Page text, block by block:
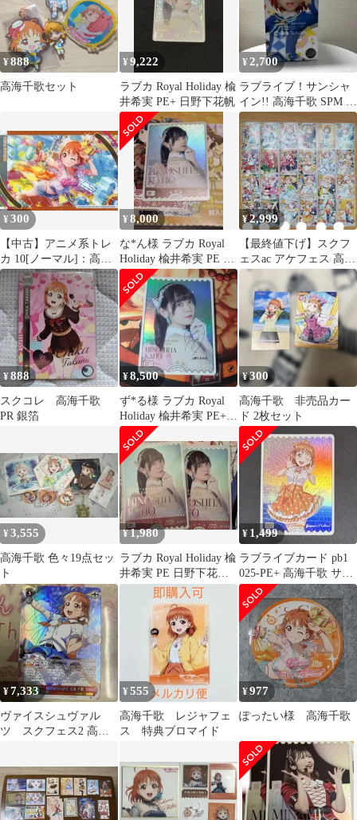
¥888
高海千歌セット
¥9,222
ラブカ Royal Holiday 楡
井希実 PE+ 日野下花帆
¥2,700
ラブライブ！サンシャ
イン!! 高海千歌 SPM フ
ィギュア
¥300
【中古】アニメ系トレ
カ 10[ノーマル]：高海
千歌
¥8,000
な*ん様 ラブカ Royal
Holiday 楡井希実 PE 日
野下花帆
¥2,999
【最終値下げ】スクフ
ェスac アケフェス 高海
千歌 HR 全衣装セット
¥888
スクコレ 高海千歌
PR 銀箔
¥8,500
ず*る様 ラブカ Royal
Holiday 楡井希実 PE+
日野下花帆
¥300
高海千歌 非売品カー
ド 2枚セット
¥3,555
高海千歌 色々19点セッ
ト
¥1,980
ラブカ Royal Holiday 楡
井希実 PE 日野下花帆 2
枚セット
¥ 1,499
ラブライブカード pb1
025-PE+ 高海千歌 サイ
ン 箔押し ラブカ
¥7,333
ヴァイスシュヴァル
ツ スクフェス2 高海
¥555
高海千歌 レジャフェ
ス 特典ブロマイド
¥977
ぽったい様 高海千歌